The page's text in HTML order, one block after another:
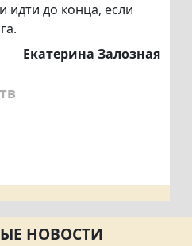
идти до конца, если
Екатерина Залозная
НОВОСТИ